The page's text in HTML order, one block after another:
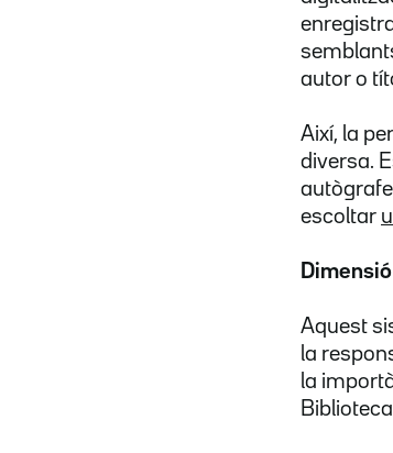
autor o
Així, la
diversa.
escoltar
Aquest
la
la